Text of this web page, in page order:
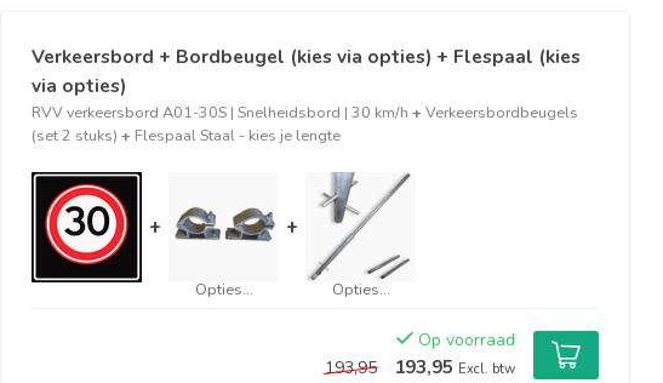
Verkeersbord + Bordbeugel (kies via opties) + Flespaal (kies
via opties)
RVV verkeersbord A01-30S | Snelheidsbord | 30 km/h + Verkeersbordbeugels
(set 2 stuks) + Flespaal Staal - kies je lengte
+
Opties...
+
Opties...
Op voorraad
193,95
193,95 Excl. btw